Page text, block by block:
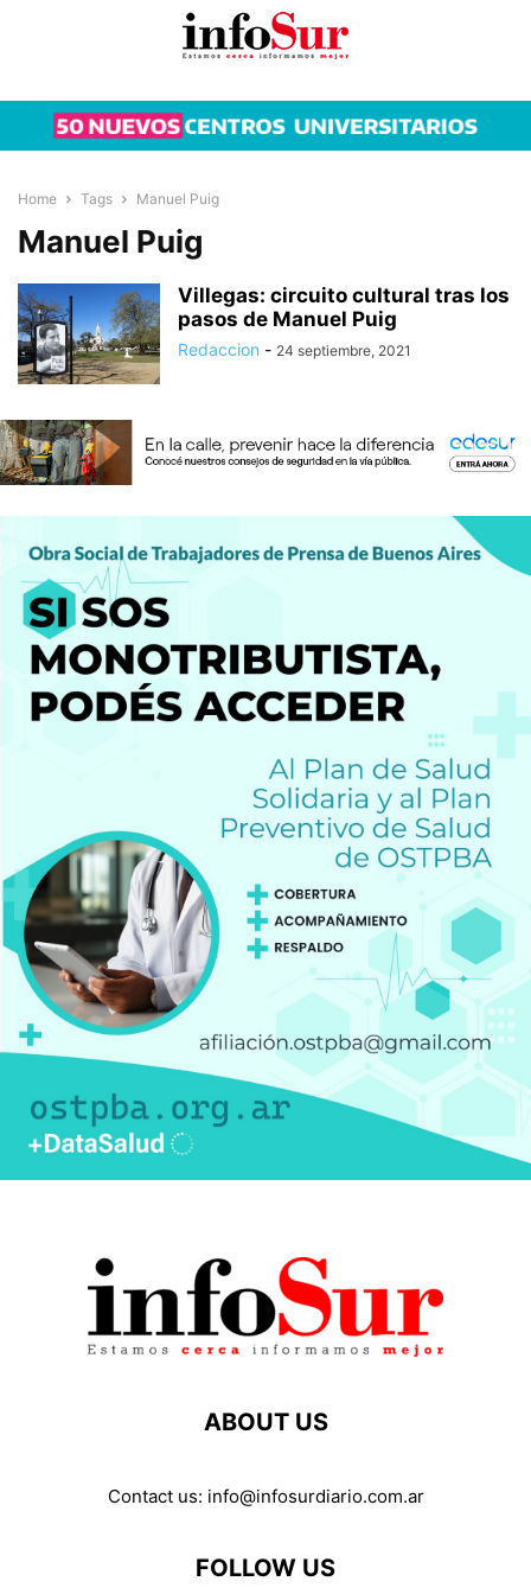
Home Tags Manuel Puig
Manuel Puig
Villegas: circuito cultural tras los
pasos de Manuel Puig
Redaccion - 24 septiembre, 2021
ABOUT US
Contact us: info@infosurdiario.com.ar
FOLLOW US